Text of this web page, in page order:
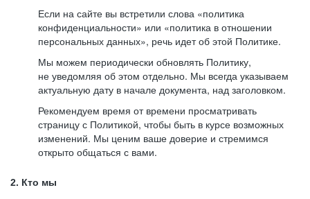
Если на сайте вы встретили слова «политика
конфиденциальности» или «политика в отношении
персональных данных», речь идет об этой Политике.
Мы можем периодически обновлять Политику,
не уведомляя об этом отдельно. Мы всегда указываем
актуальную дату в начале документа, над заголовком.
Рекомендуем время от времени просматривать
страницу с Политикой, чтобы быть в курсе возможных
изменений. Мы ценим ваше доверие и стремимся
открыто общаться с вами.
2. Кто мы